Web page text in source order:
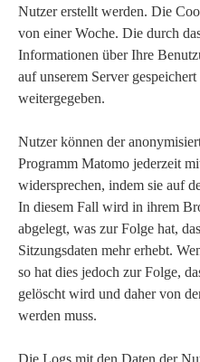
Nutzer erstellt werden. Die
von einer Woche. Die durch
Informationen über Ihre
auf unserem Server
weitergegeben.
Nutzer können der
Programm Matomo jederzeit
widersprechen, indem sie auf
In diesem Fall wird in ihrem
abgelegt, was zur Folge hat,
Sitzungsdaten mehr erhebt.
so hat dies jedoch zur Folge,
gelöscht wird und daher von
werden muss.
Die Logs mit den Daten der